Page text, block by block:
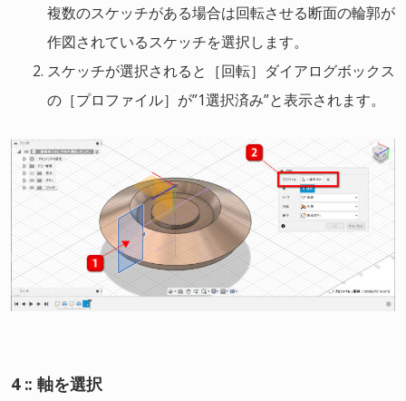
複数のスケッチがある場合は回転させる断面の輪郭が
作図されているスケッチを選択します。
スケッチが選択されると［回転］ダイアログボックス
の［プロファイル］が”1選択済み”と表示されます。
4 :: 軸を選択